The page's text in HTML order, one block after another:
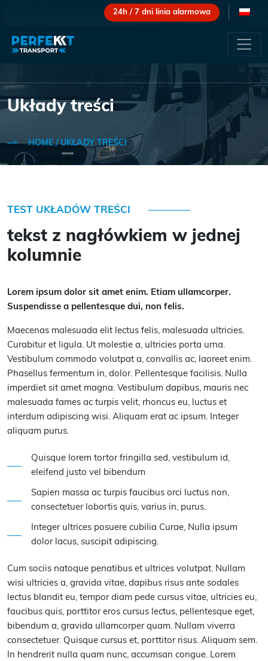
24h / 7 dni linia alarmowa
Układy treści
HOME/UKŁADY TREŚCI
TEST UKŁADÓW TREŚCI
tekst z nagłówkiem w jednej
kolumnie
Lorem ipsum dolor sit amet enim. Etiam ullamcorper.
Suspendisse a pellentesque dui, non felis.
Maecenas malesuada elit lectus felis, malesuada ultricies.
Curabitur et ligula. Ut molestie a, ultricies porta urna.
Vestibulum commodo volutpat a, convallis ac, laoreet enim.
Phasellus fermentum in, dolor. Pellentesque facilisis. Nulla
imperdiet sit amet magna. Vestibulum dapibus, mauris nec
malesuada fames ac turpis velit, rhoncus eu, luctus et
interdum adipiscing wisi. Aliquam erat ac ipsum. Integer
aliquam purus.
Quisque lorem tortor fringilla sed, vestibulum id,
eleifend justo vel bibendum
Sapien massa ac turpis faucibus orci luctus non,
consectetuer lobortis quis, varius in, purus.
Integer ultrices posuere cubilia Curae, Nulla ipsum
dolor lacus, suscipit adipiscing.
Cum sociis natoque penatibus et ultrices volutpat. Nullam
wisi ultricies a, gravida vitae, dapibus risus ante sodales
lectus blandit eu, tempor diam pede cursus vitae, ultricies eu,
faucibus quis, porttitor eros cursus lectus, pellentesque eget,
bibendum a, gravida ullamcorper quam. Nullam viverra
consectetuer. Quisque cursus et, porttitor risus. Aliquam sem.
In hendrerit nulla quam nunc, accumsan congue. Lorem